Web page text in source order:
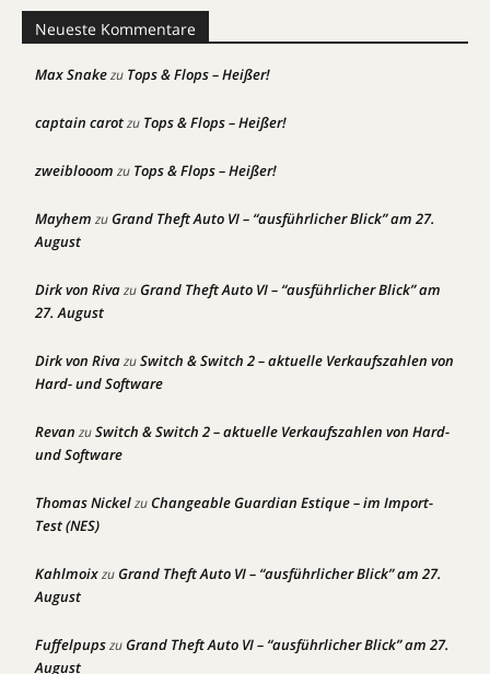
Neueste Kommentare
Max Snakezu Tops & Flops – Heißer!
captain carotzu Tops & Flops – Heißer!
zweiblooom zu Tops & Flops – Heißer!
Mayhem zuGrand Theft Auto VI – “ausführlicher Blick” am 27.
August
Dirk von RivazuGrand Theft Auto VI – “ausführlicher Blick” am
27. August
Dirk von RivazuSwitch & Switch 2 – aktuelle Verkaufszahlen von
Hard- und Software
Revan zuSwitch & Switch 2 – aktuelle Verkaufszahlen von Hard-
und Software
Thomas NickelzuChangeable Guardian Estique – im Import-
Test (NES)
KahlmoixzuGrand Theft Auto VI – “ausführlicher Blick” am 27.
August
FuffelpupszuGrand Theft Auto VI – “ausführlicher Blick” am 27.
August